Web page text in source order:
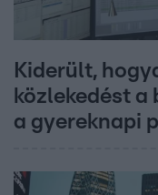
Kiderült,
közlekedést
a gyereknapi